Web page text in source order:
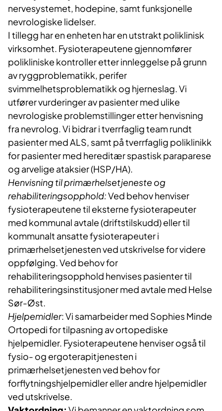
nervesystemet, hodepine, samt funksjonelle
nevrologiske lidelser.
I tillegg har en enheten har en utstrakt poliklinisk
virksomhet. Fysioterapeutene gjennomfører
polikliniske kontroller etter innleggelse på grunn
av ryggproblematikk, perifer
svimmelhetsproblematikk og hjerneslag. Vi
utfører vurderinger av pasienter med ulike
nevrologiske problemstillinger etter henvisning
fra nevrolog. Vi bidrar i tverrfaglig team rundt
pasienter med ALS, samt på tverrfaglig poliklinikk
for pasienter med hereditær spastisk paraparese
og arvelige ataksier (HSP/HA).
Henvisning til primærhelsetjeneste og
rehabiliteringsopphold:Ved behov henviser
fysioterapeutene til eksterne fysioterapeuter
med kommunal avtale (driftstilskudd) eller til
kommunalt ansatte fysioterapeuter i
primærhelsetjenesten ved utskrivelse for videre
oppfølging. Ved behov for
rehabiliteringsopphold henvises pasienter til
rehabiliteringsinstitusjoner med avtale med Helse
Sør-Øst.
Hjelpemidler: Vi samarbeider med Sophies Minde
Ortopedi for tilpasning av ortopediske
hjelpemidler. Fysioterapeutene henviser også til
fysio- og ergoterapitjenesten i
primærhelsetjenesten ved behov for
forflytningshjelpemidler eller andre hjelpemidler
ved utskrivelse.